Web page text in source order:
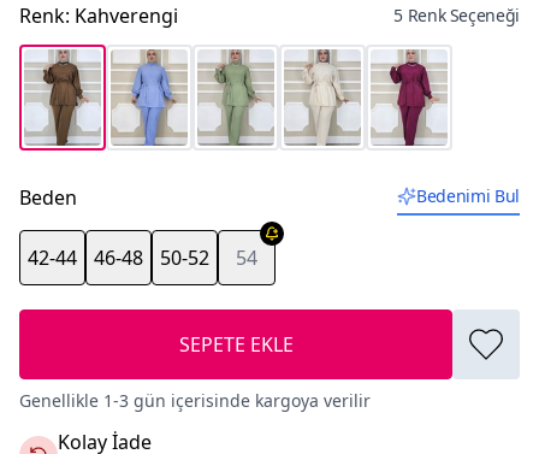
Renk: Kahverengi 5 Renk Seçeneği
Beden Bedenimi Bul
42-44 46-48 50-52 54
SEPETE EKLE
Genellikle 1-3 gün içerisinde kargoya verilir
Kolay İade